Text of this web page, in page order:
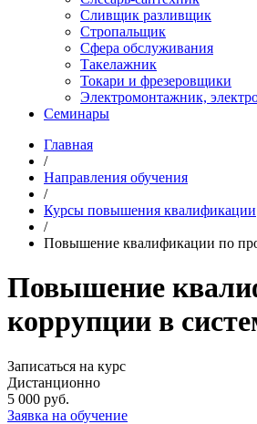
Сливщик разливщик
Стропальщик
Сфера обслуживания
Такелажник
Токари и фрезеровщики
Электромонтажник,
Семинары
Главная
/
Направления обучения
/
Курсы повышения квалификации
/
Повышение квалификации по
Повышение
коррупции в
Записаться на курс
Дистанционно
5 000 руб.
Заявка на обучение